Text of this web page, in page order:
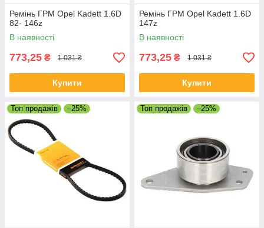
Ремінь ГРМ Opel Kadett 1.6D
82- 146z
В наявності
773,25 ₴ 1 031 ₴
Купити
Ремінь ГРМ Opel Kadett 1.6D
147z
В наявності
773,25 ₴ 1 031 ₴
Купити
Топ продажів –25% Топ продажів –25%